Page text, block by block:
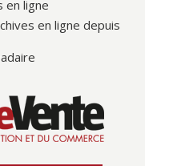
en ligne
en ligne depuis